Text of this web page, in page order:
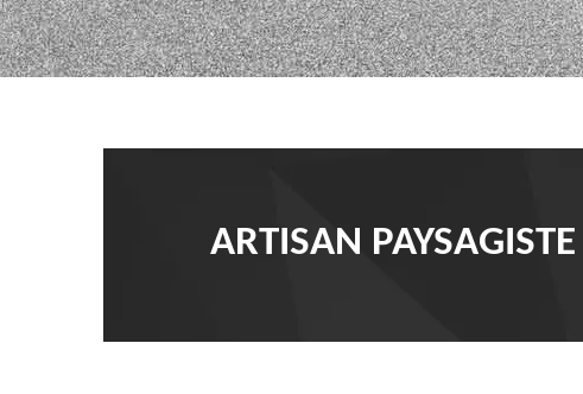
ARTISAN